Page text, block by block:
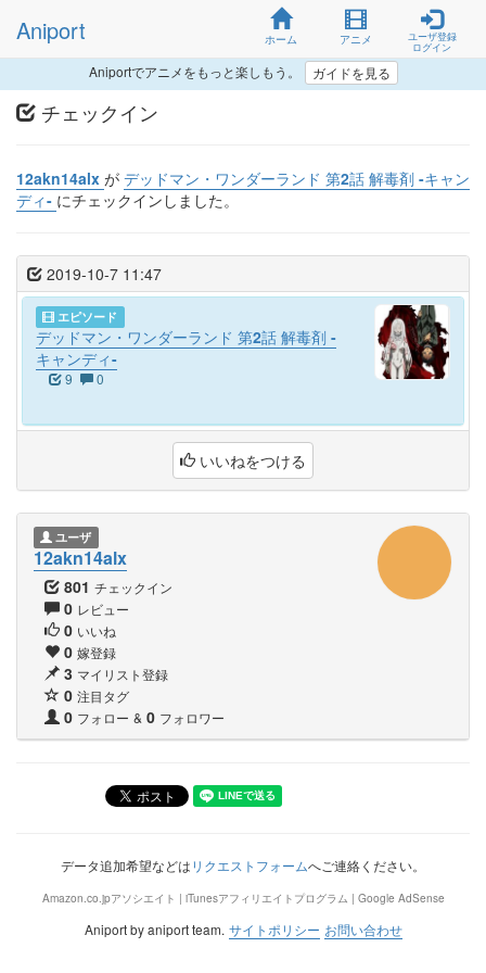
Aniport ホーム アニメ
ユーザ登録
ログイン
Aniportでアニメをもっと楽しもう。 ガイドを見る
チェックイン
12akn14alx が デッドマン・ワンダーランド 第2話 解毒剤 -キャン
ディ- にチェックインしました。
2019-10-7 11:47
エピソード
デッドマン・ワンダーランド 第2話 解毒剤 -
キャンディ-
9 0
いいねをつける
ユーザ
12akn14alx
801 チェックイン
0 レビュー
0 いいね
0 嫁登録
3 マイリスト登録
0 注目タグ
0 フォロー & 0 フォロワー
データ追加希望などはリクエストフォームへご連絡ください。
Amazon.co.jpアソシエイト | iTunesアフィリエイトプログラム | Google AdSense
Aniport by aniport team. サイトポリシー お問い合わせ